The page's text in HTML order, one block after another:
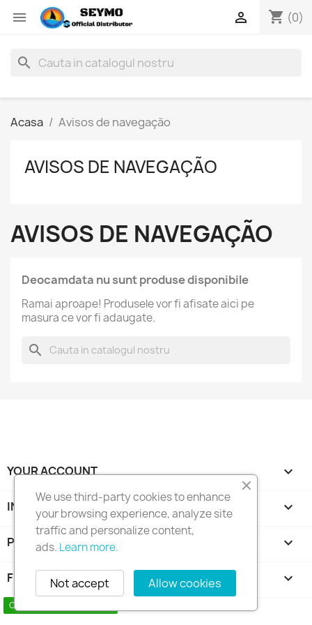
 shopping_cart (0)

search
Acasa Avisos de navegação
AVISOS DE NAVEGAÇÃO
AVISOS DE NAVEGAÇÃO
Deocamdata nu sunt produse disponibile
Ramai aproape! Produsele vor fi afisate aici pe
masura ce vor fi adaugate.
search
YOUR ACCOUNT 
Contact us via WhatsApp
INFORMATIILE MAGAZINULUI keyboard_arrow_down
PRODUSE 
FIRMA NOASTRA 
Copyright 2010 - 2025 Seymo Náutica
We use third-party cookies to enhance
your browsing experience, analyze site
traffic and personalize content,
ads. Learn more.
Allow cookies
Not accept